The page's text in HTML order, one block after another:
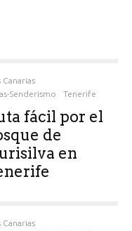
Canarias
Senderismo
Tenerife
fácil por el
de
en
Canarias